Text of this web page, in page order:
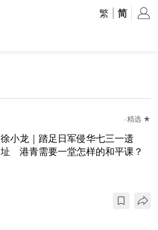
繁 简
精选 ★
徐小龙｜踏足日军侵华七三一遗
址 港青需要一堂怎样的和平课？